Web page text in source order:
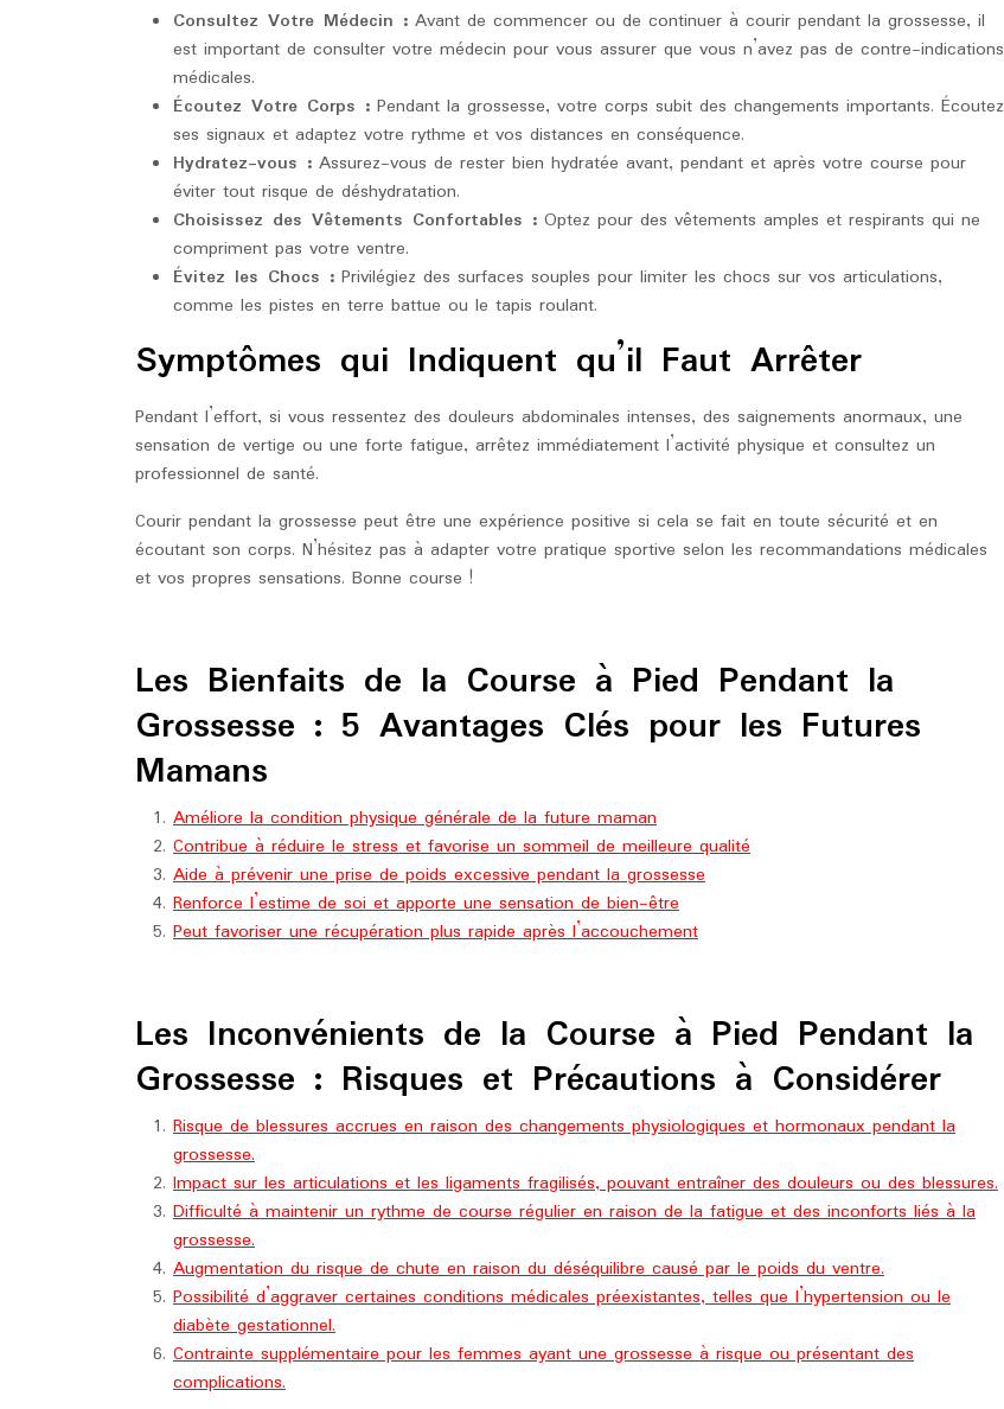
Consultez Votre Médecin : Avant de commencer ou de continuer à courir pendant la grossesse, il
est important de consulter votre médecin pour vous assurer que vous n’avez pas de contre-indications
médicales.
Écoutez Votre Corps : Pendant la grossesse, votre corps subit des changements importants. Écoutez
ses signaux et adaptez votre rythme et vos distances en conséquence.
Hydratez-vous : Assurez-vous de rester bien hydratée avant, pendant et après votre course pour
éviter tout risque de déshydratation.
Choisissez des Vêtements Confortables : Optez pour des vêtements amples et respirants qui ne
compriment pas votre ventre.
Évitez les Chocs : Privilégiez des surfaces souples pour limiter les chocs sur vos articulations,
comme les pistes en terre battue ou le tapis roulant.
Symptômes qui Indiquent qu’il Faut Arrêter
Pendant l’effort, si vous ressentez des douleurs abdominales intenses, des saignements anormaux, une
sensation de vertige ou une forte fatigue, arrêtez immédiatement l’activité physique et consultez un
professionnel de santé.
Courir pendant la grossesse peut être une expérience positive si cela se fait en toute sécurité et en
écoutant son corps. N’hésitez pas à adapter votre pratique sportive selon les recommandations médicales
et vos propres sensations. Bonne course !
Les Bienfaits de la Course à Pied Pendant la
Grossesse : 5 Avantages Clés pour les Futures
Mamans
Améliore la condition physique générale de la future maman
Contribue à réduire le stress et favorise un sommeil de meilleure qualité
Aide à prévenir une prise de poids excessive pendant la grossesse
Renforce l’estime de soi et apporte une sensation de bien-être
Peut favoriser une récupération plus rapide après l’accouchement
Les Inconvénients de la Course à Pied Pendant la
Grossesse : Risques et Précautions à Considérer
Risque de blessures accrues en raison des changements physiologiques et hormonaux pendant la
grossesse.
Impact sur les articulations et les ligaments fragilisés, pouvant entraîner des douleurs ou des blessures.
Difficulté à maintenir un rythme de course régulier en raison de la fatigue et des inconforts liés à la
grossesse.
Augmentation du risque de chute en raison du déséquilibre causé par le poids du ventre.
Possibilité d’aggraver certaines conditions médicales préexistantes, telles que l’hypertension ou le
diabète gestationnel.
Contrainte supplémentaire pour les femmes ayant une grossesse à risque ou présentant des
complications.